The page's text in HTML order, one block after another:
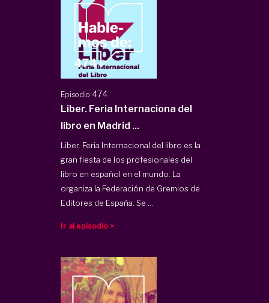
Episodio 474
Liber. Feria Internaciona del
libro en Madrid ...
Liber. Feria Internacional del libro es la
gran fiesta de los profesionales del
libro en español en el mundo. La
organiza la Federación de Gremios de
Editores de España. Se ...
Ir al episodio >